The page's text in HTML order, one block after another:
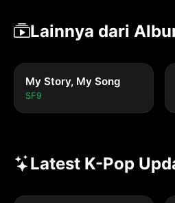
Lainnya dari
My Story, My Song
SF9
Latest K-Pop